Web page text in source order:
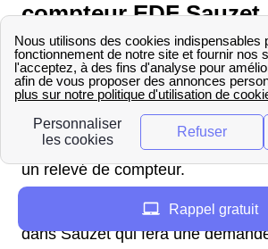
compteur EDF Sauzet
Vous souhaitez contacter un
d'ouvrir votre compteur électrique
(26740) à la suite d'un
cela, vous devez connaître votre
énergétique (gaz et électricité) et
un relevé de compteur.
Adressez-vous ensuite à votre
dans Sauzet qui fera une
Rappel gratuit